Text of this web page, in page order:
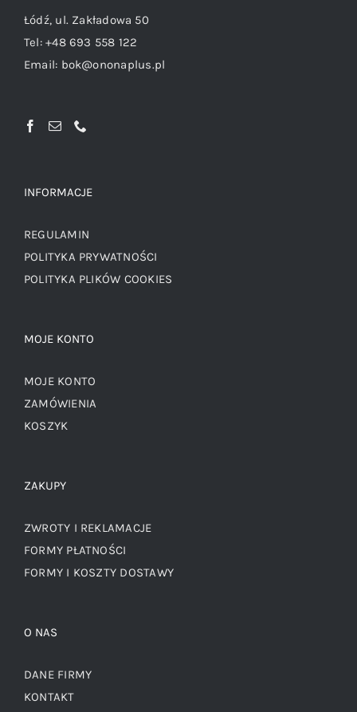
Łódź, ul. Zakładowa 50
Tel:+48 693 558 122
Email: bok@ononaplus.pl
INFORMACJE
REGULAMIN
POLITYKA PRYWATNOŚCI
POLITYKA PLIKÓW COOKIES
MOJE KONTO
MOJE KONTO
ZAMÓWIENIA
KOSZYK
ZAKUPY
ZWROTY I REKLAMACJE
FORMY PŁATNOŚCI
FORMY I KOSZTY DOSTAWY
O NAS
DANE FIRMY
KONTAKT